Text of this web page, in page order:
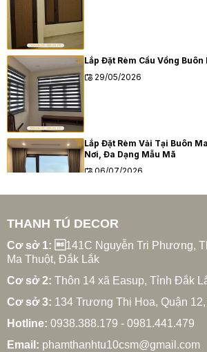
Lắp Đặt Rèm Cầu Vồng
29/05/2026
Lắp Đặt Rèm Vải Tại Buôn
Nơi, Đa Dạng Mẫu Mã
06/07/2026
Lắp Đặt Rèm Cửa Ea Súp
31/05/2026
Lắp Đặt Rèm Cửa Ea Rốk
31/05/2026
THANH TÚ DECOR
Cơ sở 1: 141C Nguyễn Tri Phương,
Ma Thuột, Đắk Lắk
Cơ sở 2: Thôn 14 xã Easup, Tỉnh Đắk
Cơ sở 3: 134 Trương Thị Hoa, Quận 12,
Hotline: 0938.388.179 - 0981.441.479
Email: phamthanhtu10csm@gmail.com